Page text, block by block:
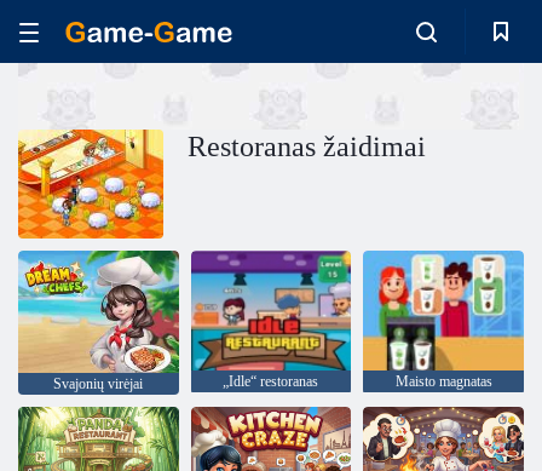
Restoranas žaidimai
Svajonių virėjai „Idle“ restoranas Maisto magnatas